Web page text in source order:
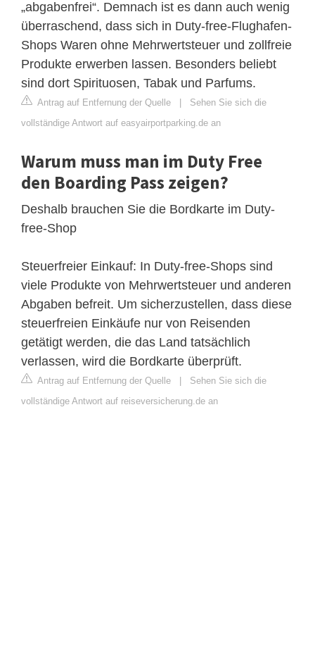
„abgabenfrei“. Demnach ist es dann auch wenig
überraschend, dass sich in Duty-free-Flughafen-
Shops Waren ohne Mehrwertsteuer und zollfreie
Produkte erwerben lassen. Besonders beliebt
sind dort Spirituosen, Tabak und Parfums.
Antrag auf Entfernung der Quelle
Sehen Sie sich die
vollständige Antwort auf easyairportparking.de an
Warum muss man im Duty Free
den Boarding Pass zeigen?
Deshalb brauchen Sie die Bordkarte im Duty-
free-Shop
Steuerfreier Einkauf: In Duty-free-Shops sind
viele Produkte von Mehrwertsteuer und anderen
Abgaben befreit. Um sicherzustellen, dass diese
steuerfreien Einkäufe nur von Reisenden
getätigt werden, die das Land tatsächlich
verlassen, wird die Bordkarte überprüft.
Antrag auf Entfernung der Quelle
Sehen Sie sich die
vollständige Antwort auf reiseversicherung.de an